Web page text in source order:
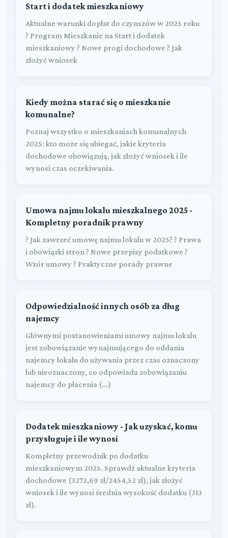
Start i dodatek mieszkaniowy
Aktualne warunki dopłat do czynszów w 2025 roku
? Program Mieszkanie na Start i dodatek
mieszkaniowy ? Nowe progi dochodowe ? Jak
złożyć wniosek
Kiedy można starać się o mieszkanie
komunalne?
Poznaj wszystko o mieszkaniach komunalnych
2025: kto może się ubiegać, jakie kryteria
dochodowe obowiązują, jak złożyć wniosek i ile
wynosi czas oczekiwania.
Umowa najmu lokalu mieszkalnego 2025 -
Kompletny poradnik prawny
? Jak zawrzeć umowę najmu lokalu w 2025? ? Prawa
i obowiązki stron ? Nowe przepisy podatkowe ?
Wzór umowy ? Praktyczne porady prawne
Odpowiedzialność innych osób za dług
najemcy
Głównymi postanowieniami umowy najmu lokalu
jest zobowiązanie wynajmującego do oddania
najemcy lokalu do używania przez czas oznaczony
lub nieoznaczony, co odpowiada zobowiązaniu
najemcy do płacenia (...)
Dodatek mieszkaniowy - Jak uzyskać, komu
przysługuje i ile wynosi
Kompletny przewodnik po dodatku
mieszkaniowym 2025. Sprawdź aktualne kryteria
dochodowe (3272,69 zł/2454,52 zł), jak złożyć
wniosek i ile wynosi średnia wysokość dodatku (313
zł).